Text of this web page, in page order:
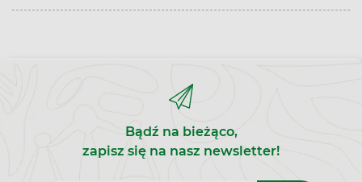
Bądź na bieżąco,
zapisz się na nasz newsletter!